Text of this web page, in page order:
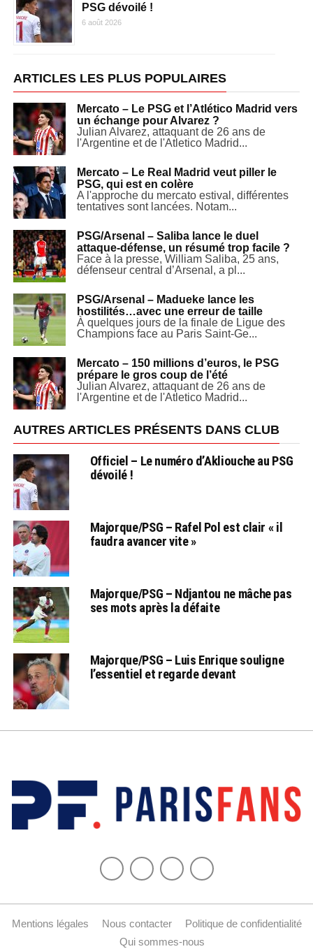
PSG dévoilé !
6 août 2026
ARTICLES LES PLUS POPULAIRES
Mercato – Le PSG et l’Atlético Madrid vers
un échange pour Alvarez ?
Julian Alvarez, attaquant de 26 ans de
l'Argentine et de l'Atletico Madrid...
Mercato – Le Real Madrid veut piller le
PSG, qui est en colère
A l'approche du mercato estival, différentes
tentatives sont lancées. Notam...
PSG/Arsenal – Saliba lance le duel
attaque-défense, un résumé trop facile ?
Face à la presse, William Saliba, 25 ans,
défenseur central d’Arsenal, a pl...
PSG/Arsenal – Madueke lance les
hostilités…avec une erreur de taille
À quelques jours de la finale de Ligue des
Champions face au Paris Saint-Ge...
Mercato – 150 millions d’euros, le PSG
prépare le gros coup de l’été
Julian Alvarez, attaquant de 26 ans de
l'Argentine et de l'Atletico Madrid...
AUTRES ARTICLES PRÉSENTS DANS CLUB
Officiel – Le numéro d’Akliouche au PSG
dévoilé !
Majorque/PSG – Rafel Pol est clair « il
faudra avancer vite »
Majorque/PSG – Ndjantou ne mâche pas
ses mots après la défaite
Majorque/PSG – Luis Enrique souligne
l’essentiel et regarde devant
Mentions légales Nous contacter
Politique de confidentialité
Qui sommes-nous